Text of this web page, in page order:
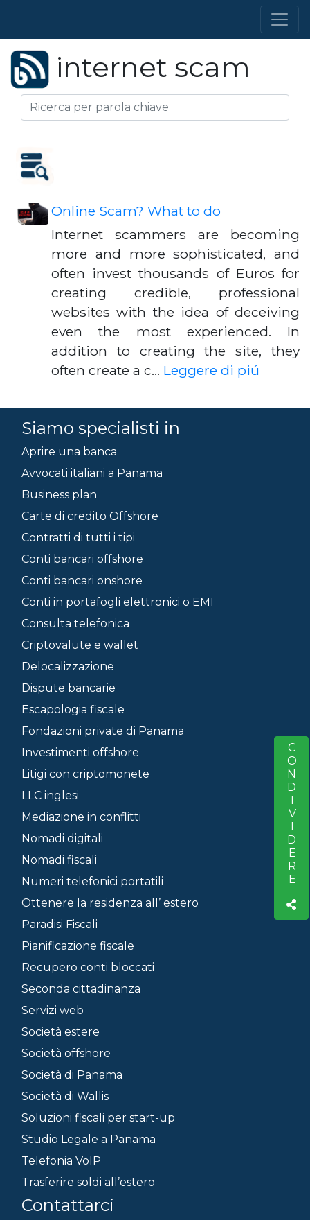
internet scam
Online Scam? What to do
Internet scammers are becoming
more and more sophisticated, and
often invest thousands of Euros for
creating credible, professional
websites with the idea of deceiving
even the most experienced. In
addition to creating the site, they
often create a c… Leggere di piú
CONDIVIDERE
Siamo specialisti in
Aprire una banca
Avvocati italiani a Panama
Business plan
Carte di credito Offshore
Contratti di tutti i tipi
Conti bancari offshore
Conti bancari onshore
Conti in portafogli elettronici o EMI
Consulta telefonica
Criptovalute e wallet
Delocalizzazione
Dispute bancarie
Escapologia fiscale
Fondazioni private di Panama
Investimenti offshore
Litigi con criptomonete
LLC inglesi
Mediazione in conflitti
Nomadi digitali
Nomadi fiscali
Numeri telefonici portatili
Ottenere la residenza all’ estero
Paradisi Fiscali
Pianificazione fiscale
Recupero conti bloccati
Seconda cittadinanza
Servizi web
Società estere
Società offshore
Società di Panama
Società di Wallis
Soluzioni fiscali per start-up
Studio Legale a Panama
Telefonia VoIP
Trasferire soldi all’estero
Contattarci